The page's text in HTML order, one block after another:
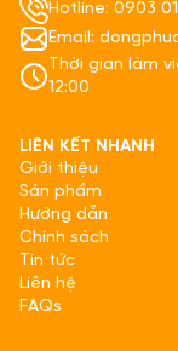
Hotline: 0903
Email:
Thời gian làm
12:00
LIÊN KẾT NHANH
Giới thiệu
Sản phẩm
Hướng dẫn
Chính sách
Tin tức
Liên hệ
FAQs